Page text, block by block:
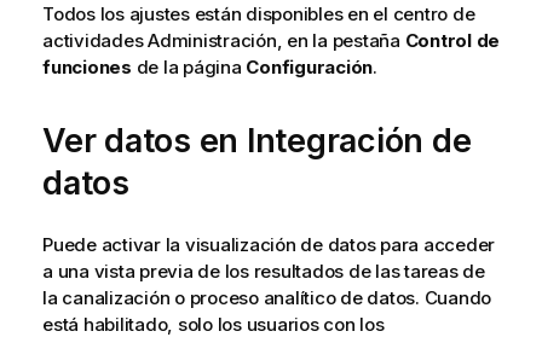
Todos los ajustes están disponibles en el centro de
actividadesAdministración, en la pestaña Control de
funciones de la página Configuración.
Ver datos en Integración de
datos
Puede activar la visualización de datos para acceder
a una vista previa de los resultados de las tareas de
la canalización o proceso analítico de datos. Cuando
está habilitado, solo los usuarios con los